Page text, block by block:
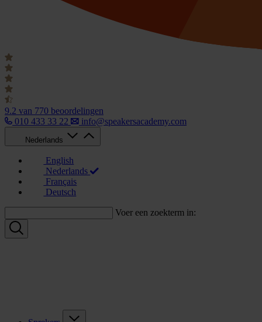
9.2 van 770 beoordelingen
010 433 33 22
info@speakersacademy.com
Nederlands
English
Nederlands
Français
Deutsch
Voer een zoekterm in: